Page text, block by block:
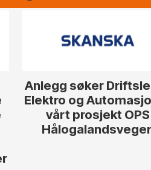
Anlegg søker
Elektro og
vårt prosjekt OPS